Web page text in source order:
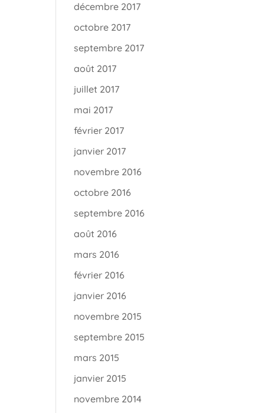
décembre 2017
octobre 2017
septembre 2017
août 2017
juillet 2017
mai 2017
février 2017
janvier 2017
novembre 2016
octobre 2016
septembre 2016
août 2016
mars 2016
février 2016
janvier 2016
novembre 2015
septembre 2015
mars 2015
janvier 2015
novembre 2014